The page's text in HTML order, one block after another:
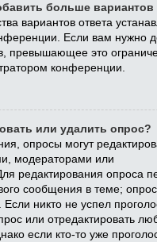
больше вариантов
вариантов ответа
Если вам нужно
превышающее это
конференции.
или удалить опрос?
опросы могут
модераторами или
редактирования опроса
сообщения в теме; опрос
никто не успел
или отредактировать
если кто-то уже